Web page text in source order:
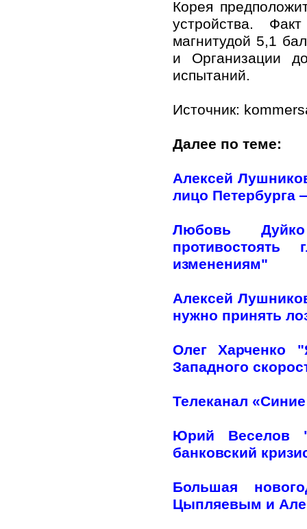
Корея
устройства.
магнитудой 5,1
и Организации
испытаний.
Источник:
Далее по теме:
Алексей
лицо Петербурга
Любовь
противостоять
изменениям"
Алексей
нужно принять
Олег Харченко
Западного
Телеканал
Юрий Веселов
банковский
Большая
Цыпляевым и